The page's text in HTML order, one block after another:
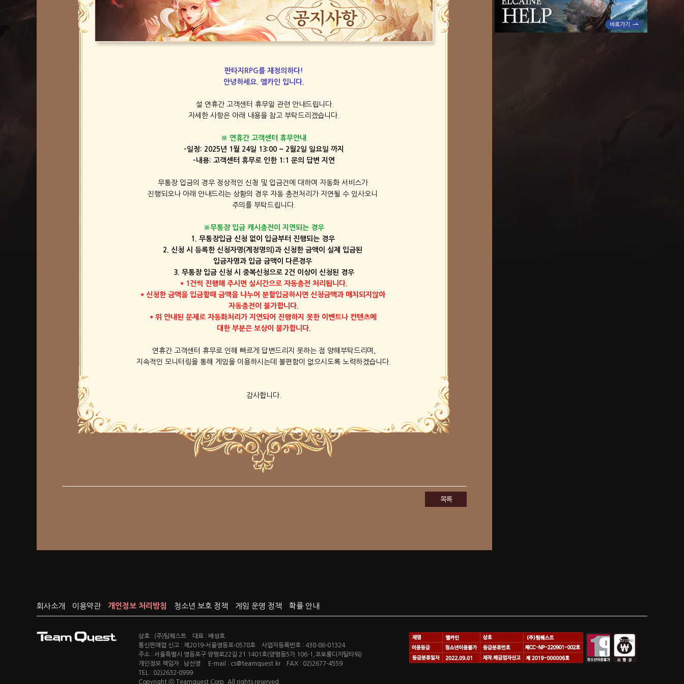
판타지RPG를 재정의하다!
안녕하세요. 엘카인 입니다.
설 연휴간 고객센터 휴무일 관련 안내드립니다.
자세한 사항은 아래 내용을 참고 부탁드리겠습니다.
※ 연휴간 고객센터 휴무안내
-일정: 2025년 1월 24일 13:00 ~ 2월2일 일요일 까지
-내용: 고객센터 휴무로 인한 1:1 문의 답변 지연
무통장 입금의 경우 정상적인 신청 및 입금건에 대하여 자동화 서비스가
진행되오나 아래 안내드리는 상황의 경우 자동 충전처리가 지연될 수 있사오니
주의를 부탁드립니다.
※무통장 입금 캐시충전이 지연되는 경우
1. 무통장입금 신청 없이 입금부터 진행되는 경우
2. 신청 시 등록한 신청자명(계정명의)과 신청한 금액이 실제 입금된
입금자명과 입금 금액이 다른경우
3. 무통장 입금 신청 시 중복신청으로 2건 이상이 신청된 경우
* 1건씩 진행해 주시면 실시간으로 자동충전 처리됩니다.
* 신청한 금액을 입금할때 금액을 나누어 분할입금하시면 신청금액과 매치되지않아
자동충전이 불가합니다.
* 위 안내된 문제로 자동화처리가 지연되어 진행하지 못한 이벤트나 컨텐츠에
대한 부분은 보상이 불가합니다.
연휴간 고객센터 휴무로 인해 빠르게 답변드리지 못하는 점 양해부탁드리며,
지속적인 모니터링을 통해 게임을 이용하시는데 불편함이 없으시도록 노력하겠습니다.
감사합니다.
목록
회사소개 이용약관 개인정보 처리방침 청소년 보호 정책 게임 운영 정책 확률 안내
상호 : (주)팀퀘스트 대표 : 배성호
통신판매업 신고 : 제2019-서울영등포-0578호 사업자등록번호 : 438-86-01324
주소 : 서울특별시 영등포구 양평로22길 21 1401호(양평동5가 106-1,코오롱디지털타워)
개인정보 책임자 : 남선영 E-mail : cs@teamquest.kr FAX : 02)2677-4559
TEL : 02)2632-0999
Copyright ⓒ Teamquest Corp. All rights reserved.